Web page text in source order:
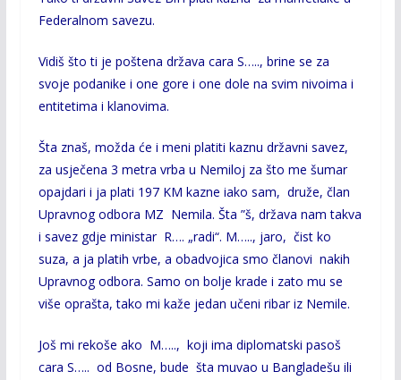
Federalnom savezu.
Vidiš što ti je poštena država cara S….., brine se za
svoje podanike i one gore i one dole na svim nivoima i
entitetima i klanovima.
Šta znaš, možda će i meni platiti kaznu državni savez,
za usječena 3 metra vrba u Nemiloj za što me šumar
opajdari i ja plati 197 KM kazne iako sam, druže, član
Upravnog odbora MZ Nemila. Šta ”š, država nam takva
i savez gdje ministar R…. „radi“. M….., jaro, čist ko
suza, a ja platih vrbe, a obadvojica smo članovi nakih
Upravnog odbora. Samo on bolje krade i zato mu se
više oprašta, tako mi kaže jedan učeni ribar iz Nemile.
Još mi rekoše ako M….., koji ima diplomatski pasoš
cara S….. od Bosne, bude šta muvao u Bangladešu ili